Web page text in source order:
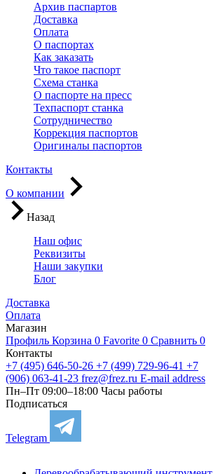
Архив паспартов
Доставка
Оплата
О паспортах
Как заказать
Что такое паспорт
Схема станка
О паспорте на пресс
Техпаспорт станка
Сотрудничество
Коррекция паспортов
Оригиналы паспортов
Контакты
О компании
Назад
Наш офис
Реквизиты
Наши закупки
Блог
Доставка
Оплата
Магазин
Профиль Корзина 0 Favorite 0 Сравнить 0
Контакты
+7 (495) 646-50-26 +7 (499) 729-96-41 +7
(906) 063-41-23 frez@frez.ru E-mail address
Пн–Пт 09:00–18:00 Часы работы
Подписаться
Telegram